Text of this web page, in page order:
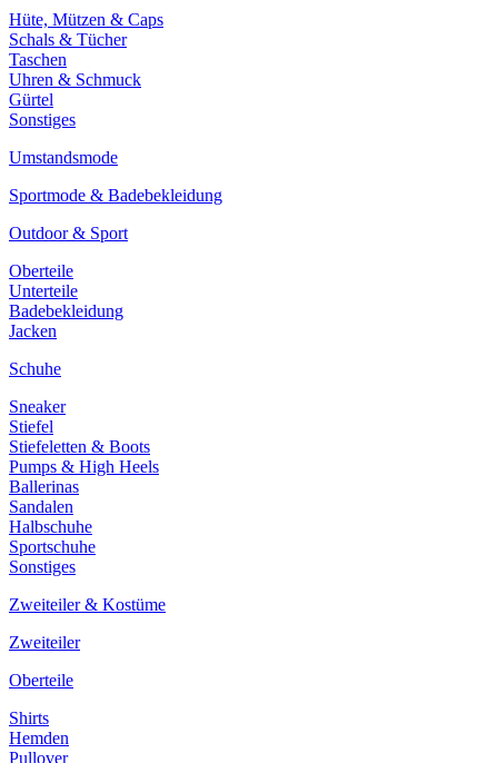
Hüte, Mützen & Caps
Schals & Tücher
Taschen
Uhren & Schmuck
Gürtel
Sonstiges
Umstandsmode
Sportmode & Badebekleidung
Outdoor & Sport
Oberteile
Unterteile
Badebekleidung
Jacken
Schuhe
Sneaker
Stiefel
Stiefeletten & Boots
Pumps & High Heels
Ballerinas
Sandalen
Halbschuhe
Sportschuhe
Sonstiges
Zweiteiler & Kostüme
Zweiteiler
Oberteile
Shirts
Hemden
Pullover